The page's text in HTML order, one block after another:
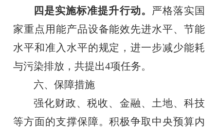
四是实施标准提升行动。 严格落实国
家重点用能产品设备能效先进水平、节能
水平和准入水平的规定，进一步减少能耗
与污染排放 ， 共提出4项任务。
六、保障措施
强化财政、税收、金融、土地、科技
等方面的支撑保障。积极争取中央预算内